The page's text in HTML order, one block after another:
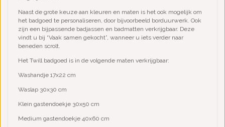
Naast de grote keuze aan kleuren en maten is het ook mogelijk om
het badgoed te personaliseren, door bijvoorbeeld borduurwerk. Ook
zijn een bijpassende badjassen en badmatten verkrijgbaar. Deze
vindt u bij “Vaak samen gekocht”, wanneer u iets verder naar
beneden scrolt.
Het Twill badgoed is in de volgende maten verkrijgbaar:
Washandje 17x22 cm
Waslap 30x30 cm
Klein gastendoekje 30x50 cm
Medium gastendoekje 40x60 cm